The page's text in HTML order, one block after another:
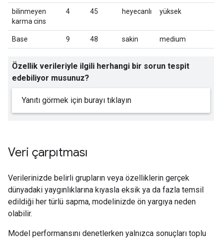
bilinmeyen
karma cins
4 45 heyecanlı yüksek
Base 9 48 sakin medium
Özellik verileriyle ilgili herhangi bir sorun tespit
edebiliyor musunuz?
Yanıtı görmek için burayı tıklayın
Veri çarpıtması
Verilerinizde belirli grupların veya özelliklerin gerçek
dünyadaki yaygınlıklarına kıyasla eksik ya da fazla temsil
edildiği her türlü sapma, modelinizde ön yargıya neden
olabilir.
Model performansını denetlerken yalnızca sonuçları toplu